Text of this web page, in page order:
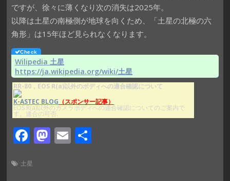
ですが、徐々に薄くなり次の消失は2025年。
以降は土星の南極側が地球を向くため、「土星の北極の六
角形」は15年ほど見られなくなります。
Wilipedia 土星
https://ja.wikipedia.org/wiki/土星
RR-80，EOS R(a)以外のボディへの適合確認について
K-ASTEC BLOG （スポンサー記事）
EOS R(a)以外のカメラボディへの適合確認についてのご案内で
す。適合の可否.
F
e
M E 共
土星